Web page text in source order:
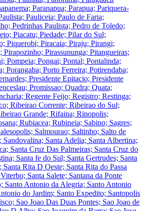
Paranapua; Parapua; Pariquera-
Pauliceia; Paulo de Faria;
Pedrinhas Paulista; Pedro de Toledo;
Piacatu; Piedade; Pilar do Sul;
Piquerobi; Piracaia; Piraju; Pirangi;
Pirapozinho; Pirassununga; Pitangueiras;
Pompeia; Pongai; Pontal; Pontalinda;
Porangaba; Porto Ferreira; Potirendaba;
Presidente Epitacio; Presidente
Promissao; Quadra; Quata;
Regente Feijo; Registro; Restinga;
Ribeirao Corrente; Ribeirao do Sul;
Grande; Rifaina; Rinopolis;
Rubiacea; Rubineia; Sabino; Sagres;
Salmourao; Saltinho; Salto de
Sandovalina; Santa Adelia; Santa Albertina;
Santa Cruz Das Palmeiras; Santa Cruz do
Santa fe do Sul; Santa Gertrudes; Santa
Rita D Oeste; Santa Rita do Passa
Santa Salete; Santana da Ponte
Santo Antonio da Alegria; Santo Antonio
do Jardim; Santo Expedito; Santopolis
Sao Joao Das Duas Pontes; Sao Joao de